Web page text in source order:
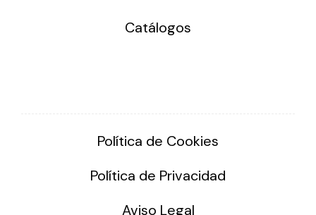
Catálogos
Política de Cookies
Política de Privacidad
Aviso Legal